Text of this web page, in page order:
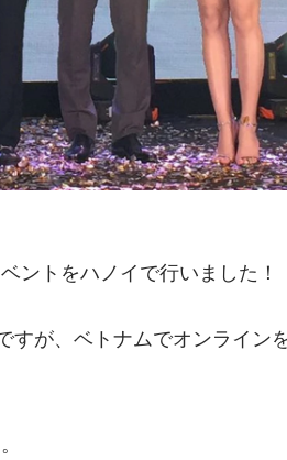
ントをハノイで行いました！
すが、ベトナムでオンライン